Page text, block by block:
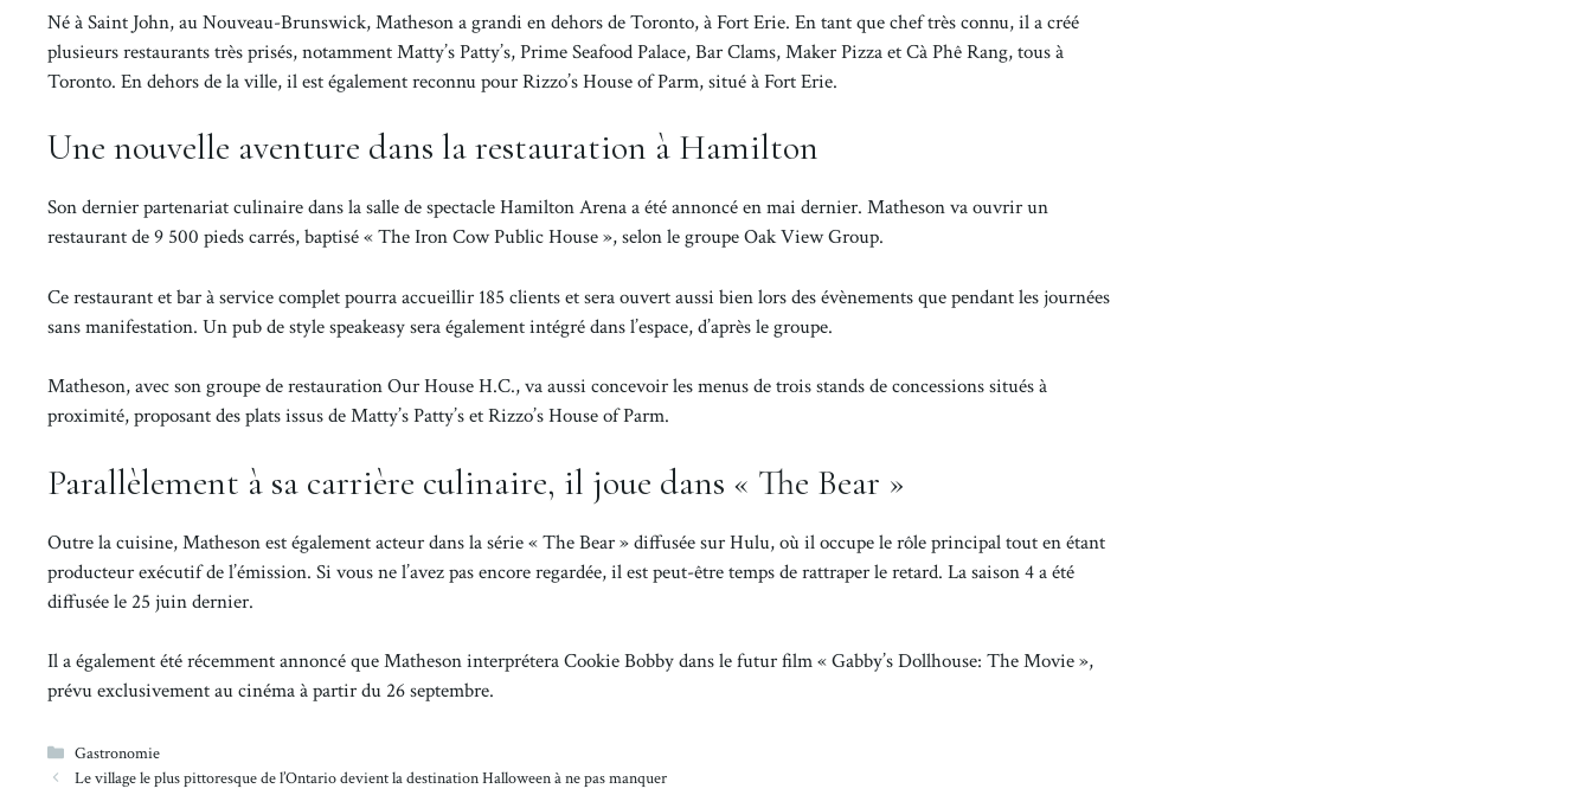
Né à Saint John, au Nouveau-Brunswick, Matheson a grandi en dehors de Toronto, à Fort Erie. En tant que chef très connu, il a créé
plusieurs restaurants très prisés, notamment Matty’s Patty’s, Prime Seafood Palace, Bar Clams, Maker Pizza et Cà Phê Rang, tous à
Toronto. En dehors de la ville, il est également reconnu pour Rizzo’s House of Parm, situé à Fort Erie.
Une nouvelle aventure dans la restauration à Hamilton
Son dernier partenariat culinaire dans la salle de spectacle Hamilton Arena a été annoncé en mai dernier. Matheson va ouvrir un
restaurant de 9 500 pieds carrés, baptisé « The Iron Cow Public House », selon le groupe Oak View Group.
Ce restaurant et bar à service complet pourra accueillir 185 clients et sera ouvert aussi bien lors des évènements que pendant les journées
sans manifestation. Un pub de style speakeasy sera également intégré dans l’espace, d’après le groupe.
Matheson, avec son groupe de restauration Our House H.C., va aussi concevoir les menus de trois stands de concessions situés à
proximité, proposant des plats issus de Matty’s Patty’s et Rizzo’s House of Parm.
Parallèlement à sa carrière culinaire, il joue dans « The Bear »
Outre la cuisine, Matheson est également acteur dans la série « The Bear » diffusée sur Hulu, où il occupe le rôle principal tout en étant
producteur exécutif de l’émission. Si vous ne l’avez pas encore regardée, il est peut-être temps de rattraper le retard. La saison 4 a été
diffusée le 25 juin dernier.
Il a également été récemment annoncé que Matheson interprétera Cookie Bobby dans le futur film « Gabby’s Dollhouse: The Movie »,
prévu exclusivement au cinéma à partir du 26 septembre.
Catégories
Gastronomie
Le village le plus pittoresque de l’Ontario devient la destination Halloween à ne pas manquer